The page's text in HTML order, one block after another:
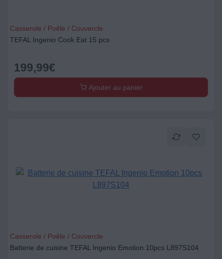
Casserole / Poêle / Couvercle
TEFAL Ingenio Cook Eat 15 pcs
199,99€
Ajouter au panier
Casserole / Poêle / Couvercle
Batterie de cuisine TEFAL Ingenio Emotion 10pcs L897S104